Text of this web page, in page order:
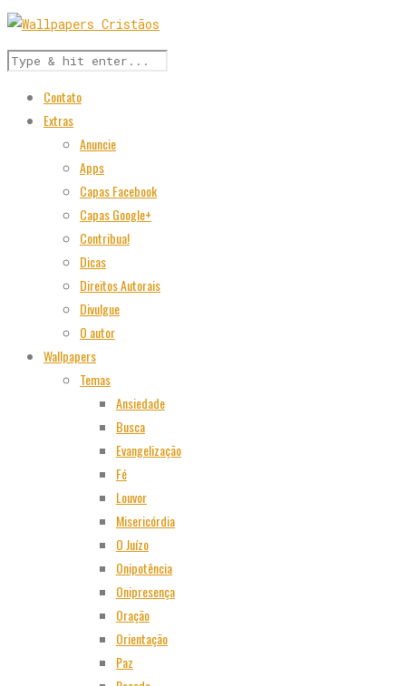
Contato
Extras
Anuncie
Apps
Capas Facebook
Capas Google+
Contribua!
Dicas
Direitos Autorais
Divulgue
O autor
Wallpapers
Temas
Ansiedade
Busca
Evangelização
Fé
Louvor
Misericórdia
O Juízo
Onipotência
Onipresença
Oração
Orientação
Paz